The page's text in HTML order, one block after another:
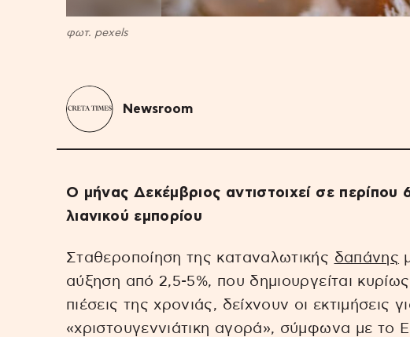
φωτ. pexels
Newsroom
Ο μήνας Δεκέμβριος αντιστοιχεί σε περίπου
λιανικού εμπορίου
Σταθεροποίηση της καταναλωτικής δαπάνης
αύξηση από 2,5-5%, που δημιουργείται
πιέσεις της χρονιάς, δείχνουν οι εκτιμήσεις
«χριστουγεννιάτικη αγορά», σύμφωνα με το